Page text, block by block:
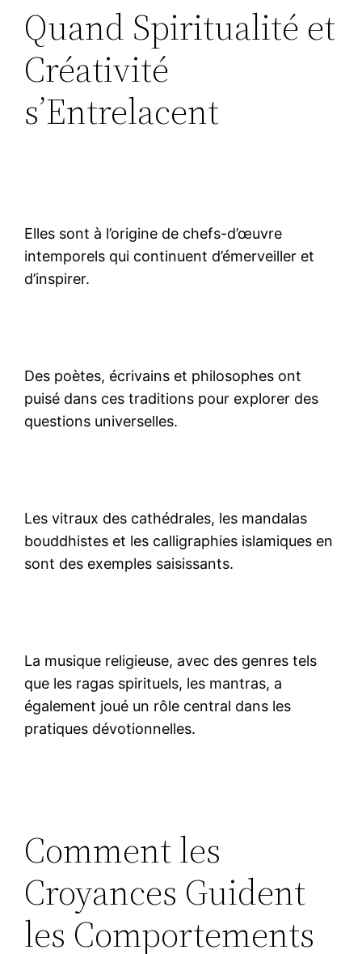
Quand Spiritualité et
Créativité
s’Entrelacent
Elles sont à l’origine de chefs-d’œuvre
intemporels qui continuent d’émerveiller et
d’inspirer.
Des poètes, écrivains et philosophes ont
puisé dans ces traditions pour explorer des
questions universelles.
Les vitraux des cathédrales, les mandalas
bouddhistes et les calligraphies islamiques en
sont des exemples saisissants.
La musique religieuse, avec des genres tels
que les ragas spirituels, les mantras, a
également joué un rôle central dans les
pratiques dévotionnelles.
Comment les
Croyances Guident
les Comportements